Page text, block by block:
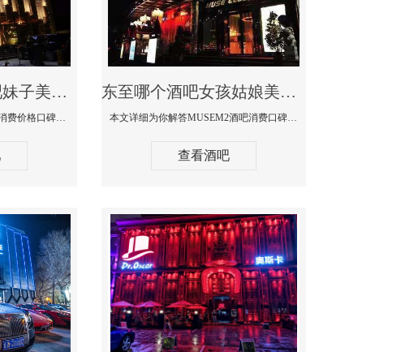
东至哪个蹦迪酒吧妹子美女多环境好-赫本酒吧消费价格口碑点评
本文详细为你解答赫本酒吧消费价格口碑点评，更多关于哪个蹦迪酒吧妹子美女多环境好咨询150 99997335微信同步！
东至哪个酒吧女孩姑娘美女多-MUSEM2酒吧消费口碑点评
本文详细为你解答MUSEM2酒吧消费口碑点评，更多关于哪个酒吧女孩姑娘美女多免费咨询150 99997335微信同步！
查看酒吧